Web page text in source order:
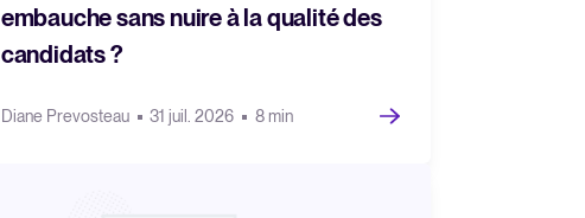
embauche sans nuire à la qualité des
candidats ?
Diane Prevosteau 31 juil. 2026 8 min